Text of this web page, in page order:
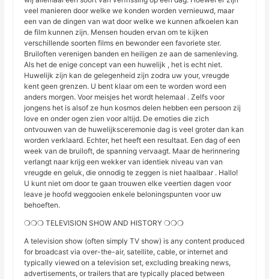
veel manieren door welke we konden worden vernieuwd, maar
een van de dingen van wat door welke we kunnen afkoelen kan
de film kunnen zijn. Mensen houden ervan om te kijken
verschillende soorten films en bewonder een favoriete ster.
Bruiloften verenigen banden en heiligen ze aan de samenleving.
Als het de enige concept van een huwelijk , het is echt niet.
Huwelijk zijn kan de gelegenheid zijn zodra uw your, vreugde
kent geen grenzen. U bent klaar om een te worden word een
anders morgen. Voor meisjes het wordt helemaal . Zelfs voor
jongens het is alsof ze hun kosmos delen hebben een persoon zij
love en onder ogen zien voor altijd. De emoties die zich
ontvouwen van de huwelijksceremonie dag is veel groter dan kan
worden verklaard. Echter, het heeft een resultaat. Een dag of een
week van de bruiloft, de spanning vervaagt. Maar de herinnering
verlangt naar krijg een wekker van identiek niveau van van
vreugde en geluk, die onnodig te zeggen is niet haalbaar . Hallo!
U kunt niet om door te gaan trouwen elke veertien dagen voor
leave je hoofd weggooien enkele beloningspunten voor uw
behoeften.
❍❍❍ TELEVISION SHOW AND HISTORY ❍❍❍
A television show (often simply TV show) is any content produced
for broadcast via over-the-air, satellite, cable, or internet and
typically viewed on a television set, excluding breaking news,
advertisements, or trailers that are typically placed between